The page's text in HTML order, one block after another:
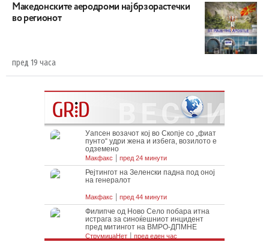
Maкедонските аеродроми најбрзорастечки
во регионот
пред 19 часа